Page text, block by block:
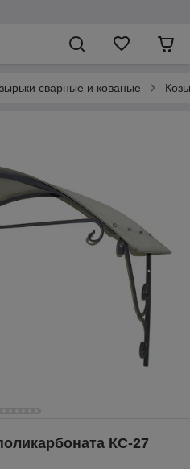
сварные и кованые
КС-27